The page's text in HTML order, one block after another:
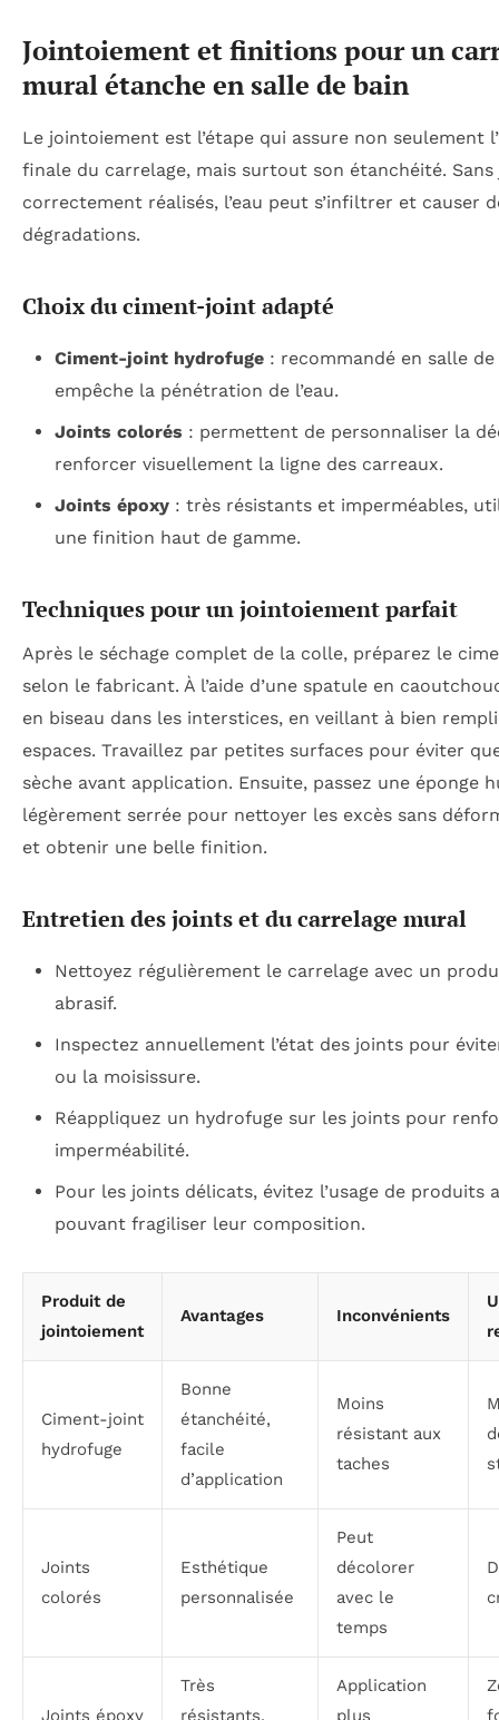
Jointoiement et finitions pour un
mural étanche en salle de bain
Le jointoiement est l’étape qui assure non seulement
finale du carrelage, mais surtout son étanchéité.
correctement réalisés, l’eau peut s’infiltrer et causer
dégradations.
Choix du ciment-joint adapté
Ciment-joint hydrofuge: recommandé en salle de
empêche la pénétration de l’eau.
Joints colorés : permettent de personnaliser la
renforcer visuellement la ligne des carreaux.
Joints époxy: très résistants et imperméables,
une finition haut de gamme.
Techniques pour un jointoiement parfait
Après le séchage complet de la colle, préparez le
selon le fabricant. À l’aide d’une spatule en
en biseau dans les interstices, en veillant à bien
espaces. Travaillez par petites surfaces pour éviter
sèche avant application. Ensuite, passez une éponge
légèrement serrée pour nettoyer les excès sans
et obtenir une belle finition.
Entretien des joints et du carrelage mural
Nettoyez régulièrement le carrelage avec un
abrasif.
Inspectez annuellement l’état des joints pour
ou la moisissure.
Réappliquez un hydrofuge sur les joints pour
imperméabilité.
Pour les joints délicats, évitez l’usage de produits
pouvant fragiliser leur composition.
Produit de
jointoiement
Avantages Inconvénients
Ciment-joint
hydrofuge
Bonne
étanchéité,
facile
d’application
Moins
résistant aux
taches
Joints
colorés
Esthétique
personnalisée
Peut
décolorer
avec le
temps
Joints époxy
Très
résistants,
Application
plus